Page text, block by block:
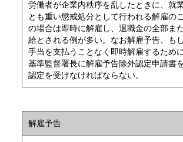
労働者が企業内秩序を乱したときに、就
とも重い懲戒処分として行われる解雇の
の場合は即時に解雇し、退職金の全部ま
給とされる例が多い。なお解雇予告、も
手当を支払うことなく即時解雇するため
基準監督署長に解雇予告除外認定申請書
認定を受けなければならない。
解雇予告